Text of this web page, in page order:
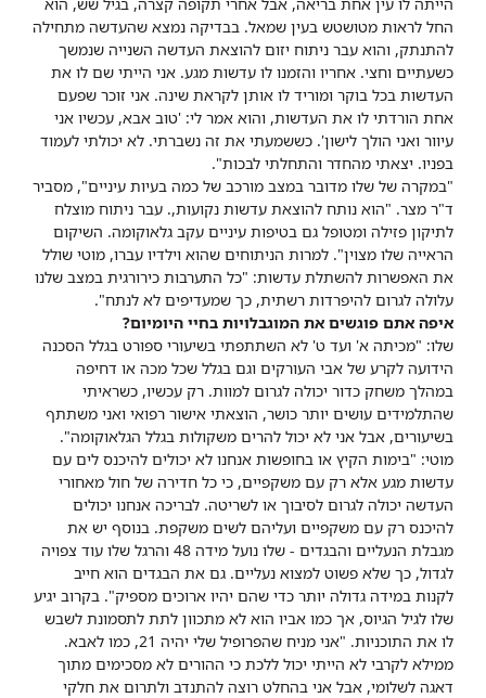
החל לראות מטושטש בעין שמאל. בבדיקה נמצא שהעדשה מתחילה
להתנתק, והוא עבר ניתוח יזום להוצאת העדשה השנייה שנמשך
כשעתיים וחצי. אחריו והזמנו לו עדשות מגע. אני הייתי שם לו את
העדשות בכל בוקר ומוריד לו אותן לקראת שינה. אני זוכר שפעם
אחת הורדתי לו את העדשות, והוא אמר לי: 'טוב אבא, עכשיו אני
עיוור ואני הולך לישון'. כששמעתי את זה נשברתי. לא יכולתי לעמוד
בפניו. יצאתי מהחדר והתחלתי לבכות".
"במקרה של שלו מדובר במצב מורכב של כמה בעיות עיניים", מסביר
ד"ר מצר. "הוא נותח להוצאת עדשות נקועות,. עבר ניתוח מוצלח
לתיקון פזילה ומטופל גם בטיפות עיניים עקב גלאוקומה. השיקום
הראייה שלו מצוין". למרות הניתוחים שהוא וילדיו עברו, מוטי שולל
את האפשרות להשתלת עדשות: "כל התערבות כירורגית במצב שלנו
עלולה לגרום להיפרדות רשתית, כך שמעדיפים לא לנתח".
איפה אתם פוגשים את המוגבלויות בחיי היומיום?
שלו: "מכיתה א' ועד ט' לא השתתפתי בשיעורי ספורט בגלל הסכנה
הידועה לקרע של אבי העורקים וגם בגלל שכל מכה או דחיפה
במהלך משחק כדור יכולה לגרום למוות. רק עכשיו, כשראיתי
שהתלמידים עושים יותר כושר, הוצאתי אישור רפואי ואני משתתף
בשיעורים, אבל אני לא יכול להרים משקולות בגלל הגלאוקומה".
מוטי: "בימות הקיץ או בחופשות אנחנו לא יכולים להיכנס לים עם
עדשות מגע אלא רק עם משקפיים, כי כל חדירה של חול מאחורי
העדשה יכולה לגרום לסיבוך או לשריטה. לבריכה אנחנו יכולים
להיכנס רק עם משקפיים ועליהם לשים משקפת. בנוסף יש את
מגבלת הנעליים והבגדים - שלו נועל מידה 48 והרגל שלו עוד צפויה
לגדול, כך שלא פשוט למצוא נעליים. גם את הבגדים הוא חייב
לקנות במידה גדולה יותר כדי שהם יהיו ארוכים מספיק". בקרוב יגיע
שלו לגיל הגיוס, אך כמו אביו הוא לא מתכוון לתת לתסמונת לשבש
לו את התוכניות. "אני מניח שהפרופיל שלי יהיה 21, כמו לאבא.
ממילא לקרבי לא הייתי יכול ללכת כי ההורים לא מסכימים מתוך
דאגה לשלומי, אבל אני בהחלט רוצה להתנדב ולתרום את חלקי